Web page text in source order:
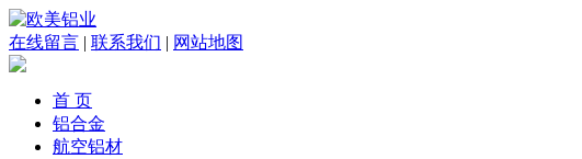
在线留言 | 联系我们 | 网站地图
首 页
铝合金
航空铝材